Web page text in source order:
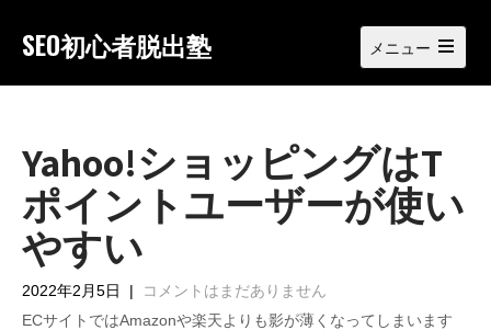
contentSEO初心者脱出塾
メニュー
Open
main
Yahoo!ショッピングはT
ポイントユーザーが使い
やすい
2022年2月5日 |
コメントはまだありません
ECサイトではAmazonや楽天よりも影が薄くなってしまいます